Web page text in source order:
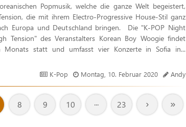
Popmusik, welche die ganze Welt begeistert,
die mit ihrem Electro-Progressive House-Stil ganz
Europa und Deutschland bringen. Die "K-POP Night
Tension" des Veranstalters Korean Boy Woogie findet
Monats statt und umfasst vier Konzerte in Sofia in...
K-Pop
Montag, 10. Februar 2020 Andy
8 9 10 ··· 23 › »